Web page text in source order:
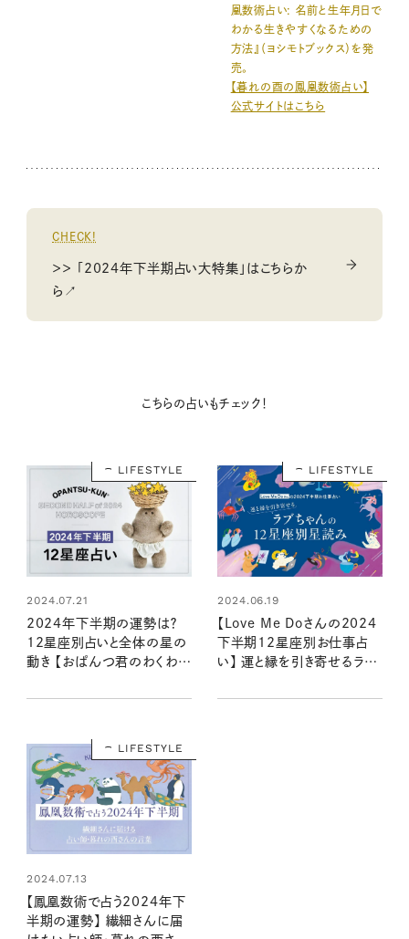
凰数術占い: 名前と生年月日で
わかる生きやすくなるための
方法』（ヨシモトブックス）を発
売。
【暮れの酉の鳳凰数術占い】
公式サイトはこちら
CHECK!
＞＞ 「2024年下半期占い大特集」はこちらか
ら↗
こちらの占いもチェック！
LIFESTYLE
2024.07.21
2024年下半期の運勢は？
12星座別占いと全体の星の
動き 【おぱんつ君のわくわく
LIFESTYLE
2024.06.19
【Love Me Doさんの2024
下半期12星座別お仕事占
い】 運と縁を引き寄せるラブ
LIFESTYLE
2024.07.13
【鳳凰数術で占う2024年下
半期の運勢】 繊細さんに届